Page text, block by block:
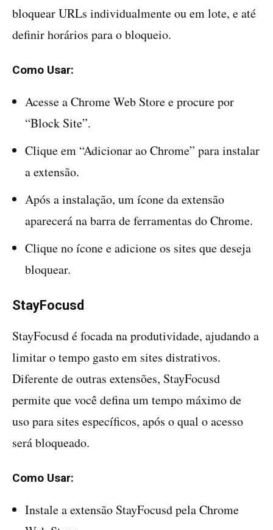
bloquear URLs individualmente ou em lote, e até
definir horários para o bloqueio.
Como Usar:
Acesse a Chrome Web Store e procure por
“Block Site”.
Clique em “Adicionar ao Chrome” para instalar
a extensão.
Após a instalação, um ícone da extensão
aparecerá na barra de ferramentas do Chrome.
Clique no ícone e adicione os sites que deseja
bloquear.
StayFocusd
StayFocusd é focada na produtividade, ajudando a
limitar o tempo gasto em sites distrativos.
Diferente de outras extensões, StayFocusd
permite que você defina um tempo máximo de
uso para sites específicos, após o qual o acesso
será bloqueado.
Como Usar:
Instale a extensão StayFocusd pela Chrome